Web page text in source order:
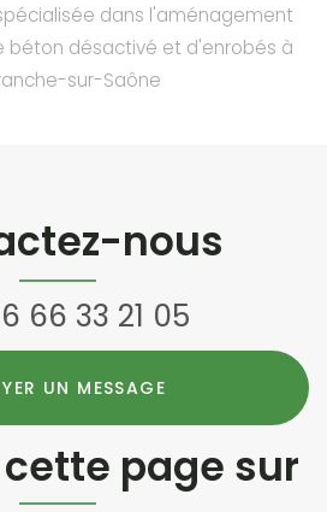
dans l'aménagement
béton désactivé et d'enrobés à
sur-Saône
nous
66 33 21 05
UN MESSAGE
page sur